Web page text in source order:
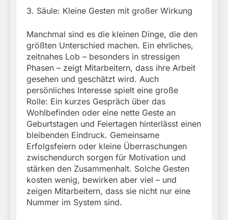
3. Säule: Kleine Gesten mit großer Wirkung
Manchmal sind es die kleinen Dinge, die den
größten Unterschied machen. Ein ehrliches,
zeitnahes Lob – besonders in stressigen
Phasen – zeigt Mitarbeitern, dass ihre Arbeit
gesehen und geschätzt wird. Auch
persönliches Interesse spielt eine große
Rolle: Ein kurzes Gespräch über das
Wohlbefinden oder eine nette Geste an
Geburtstagen und Feiertagen hinterlässt einen
bleibenden Eindruck. Gemeinsame
Erfolgsfeiern oder kleine Überraschungen
zwischendurch sorgen für Motivation und
stärken den Zusammenhalt. Solche Gesten
kosten wenig, bewirken aber viel – und
zeigen Mitarbeitern, dass sie nicht nur eine
Nummer im System sind.